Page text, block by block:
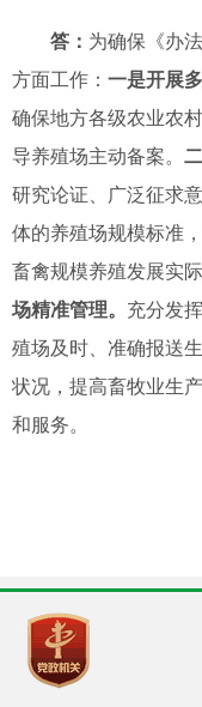
答： 为确保《办
方面工作 ： 一是开展
确保地方各级农业农
导养殖场主动备案。
研究论证
广泛征求
体的养殖场规模标准
畜禽规模养殖发展实
场精准管理。 充分发
殖场及时、准确报送
状况，提高畜牧业生
和服务。